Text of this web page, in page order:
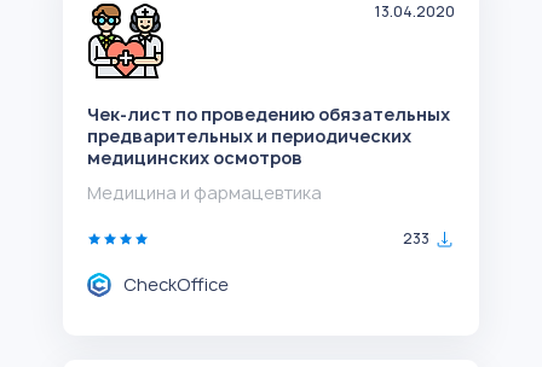
13.04.2020
Чек-лист по проведению обязательных
предварительных и периодических
медицинских осмотров
Медицина и фармацевтика
233
CheckOffice